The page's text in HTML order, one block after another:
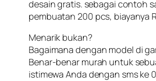
desain gratis. sebagai contoh
pembuatan 200 pcs, biayanya
Menarik bukan?
Bagaimana dengan model di
Benar-benar murah untuk
istimewa Anda dengan sms ke